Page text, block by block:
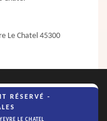
Le Chatel 45300
RÉSERVÉ -
LE CHATEL